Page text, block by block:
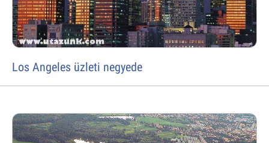
Los Angeles üzleti negyede